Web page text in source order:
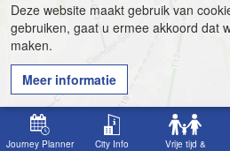
Journey Planner City Info
Vrije tijd &
Deze website maakt gebruik van
gebruiken, gaat u ermee akkoord dat
maken.
Meer informatie